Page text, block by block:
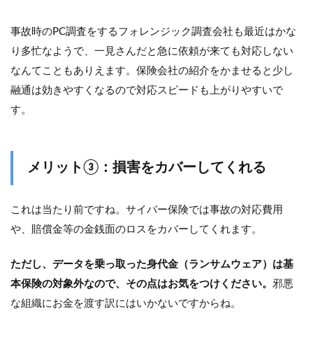
事故時のPC調査をするフォレンジック調査会社も最近はかな
り多忙なようで、一見さんだと急に依頼が来ても対応しない
なんてこともありえます。保険会社の紹介をかませると少し
融通は効きやすくなるので対応スピードも上がりやすいで
す。
メリット③：損害をカバーしてくれる
これは当たり前ですね。サイバー保険では事故の対応費用
や、賠償金等の金銭面のロスをカバーしてくれます。
ただし、データを乗っ取った身代金（ランサムウェア）は基
本保険の対象外なので、その点はお気をつけください。 邪悪
な組織にお金を渡す訳にはいかないですからね。